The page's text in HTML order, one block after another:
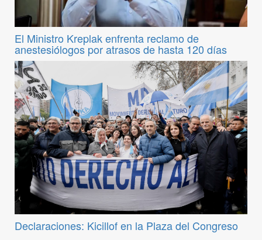
El Ministro Kreplak enfrenta reclamo de
anestesiólogos por atrasos de hasta 120 días
Declaraciones: Kicillof en la Plaza del Congreso